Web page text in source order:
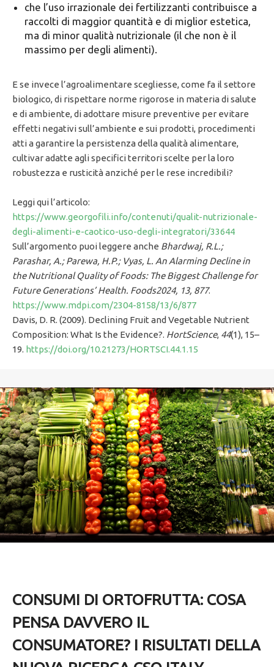
che l’uso irrazionale dei fertilizzanti contribuisce a
raccolti di maggior quantità e di miglior estetica,
ma di minor qualità nutrizionale (il che non è il
massimo per degli alimenti).
E se invece l’agroalimentare scegliesse, come fa il settore
biologico, di rispettare norme rigorose in materia di salute
e di ambiente, di adottare misure preventive per evitare
effetti negativi sull’ambiente e sui prodotti, procedimenti
atti a garantire la persistenza della qualità alimentare,
cultivar adatte agli specifici territori scelte per la loro
robustezza e rusticità anziché per le rese incredibili?
Leggi qui l’articolo:
https://www.georgofili.info/contenuti/qualit-nutrizionale-
degli-alimenti-e-caotico-uso-degli-integratori/33644
Sull’argomento puoi leggere anche Bhardwaj, R.L.;
Parashar, A.; Parewa, H.P.; Vyas, L. An Alarming Decline in
the Nutritional Quality of Foods: The Biggest Challenge for
Future Generations’ Health. Foods2024, 13, 877.
https://www.mdpi.com/2304-8158/13/6/877
Davis, D. R. (2009). Declining Fruit and Vegetable Nutrient
Composition: What Is the Evidence?. HortScience, 44(1), 15–
19. https://doi.org/10.21273/HORTSCI.44.1.15
CONSUMI DI ORTOFRUTTA: COSA
PENSA DAVVERO IL
CONSUMATORE? I RISULTATI DELLA